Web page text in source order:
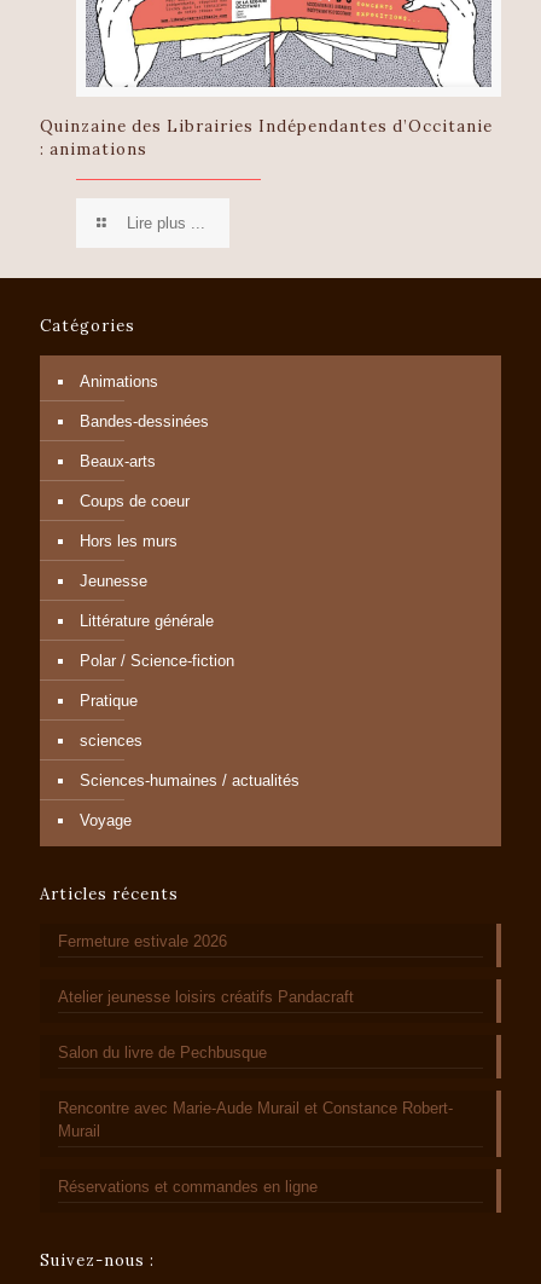
Quinzaine des Librairies Indépendantes d’Occitanie
: animations
Lire plus ...
Catégories
Animations
Bandes-dessinées
Beaux-arts
Coups de coeur
Hors les murs
Jeunesse
Littérature générale
Polar / Science-fiction
Pratique
sciences
Sciences-humaines / actualités
Voyage
Articles récents
Fermeture estivale 2026
Atelier jeunesse loisirs créatifs Pandacraft
Salon du livre de Pechbusque
Rencontre avec Marie-Aude Murail et Constance Robert-
Murail
Réservations et commandes en ligne
Suivez-nous :